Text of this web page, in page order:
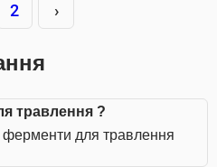
2 ›
травлення ?
ферменти для травлення